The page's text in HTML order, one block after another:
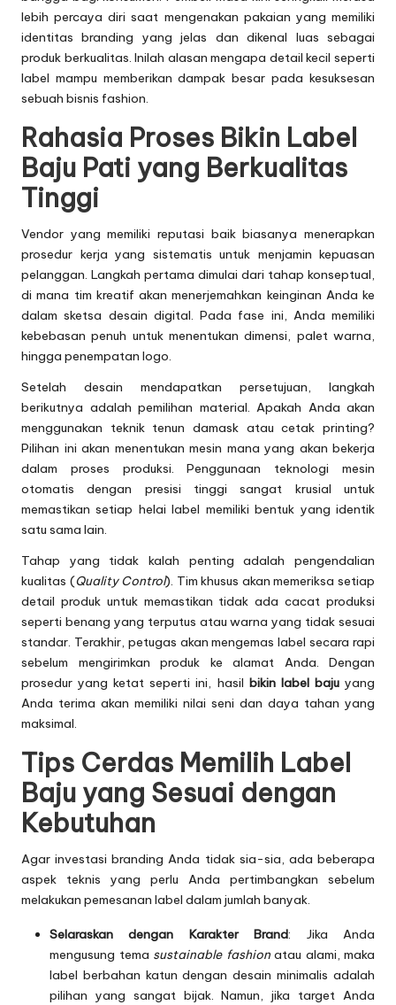
lebih percaya diri saat mengenakan pakaian yang memiliki
identitas branding yang jelas dan dikenal luas sebagai
produk berkualitas. Inilah alasan mengapa detail kecil seperti
label mampu memberikan dampak besar pada kesuksesan
sebuah bisnis fashion.
Rahasia Proses Bikin Label
Baju Pati yang Berkualitas
Tinggi
Vendor yang memiliki reputasi baik biasanya menerapkan
prosedur kerja yang sistematis untuk menjamin kepuasan
pelanggan. Langkah pertama dimulai dari tahap konseptual,
di mana tim kreatif akan menerjemahkan keinginan Anda ke
dalam sketsa desain digital. Pada fase ini, Anda memiliki
kebebasan penuh untuk menentukan dimensi, palet warna,
hingga penempatan logo.
Setelah desain mendapatkan persetujuan, langkah
berikutnya adalah pemilihan material. Apakah Anda akan
menggunakan teknik tenun damask atau cetak printing?
Pilihan ini akan menentukan mesin mana yang akan bekerja
dalam proses produksi. Penggunaan teknologi mesin
otomatis dengan presisi tinggi sangat krusial untuk
memastikan setiap helai label memiliki bentuk yang identik
satu sama lain.
Tahap yang tidak kalah penting adalah pengendalian
kualitas (Quality Control). Tim khusus akan memeriksa setiap
detail produk untuk memastikan tidak ada cacat produksi
seperti benang yang terputus atau warna yang tidak sesuai
standar. Terakhir, petugas akan mengemas label secara rapi
sebelum mengirimkan produk ke alamat Anda. Dengan
prosedur yang ketat seperti ini, hasil bikin label bajuyang
Anda terima akan memiliki nilai seni dan daya tahan yang
maksimal.
Tips Cerdas Memilih Label
Baju yang Sesuai dengan
Kebutuhan
Agar investasi branding Anda tidak sia-sia, ada beberapa
aspek teknis yang perlu Anda pertimbangkan sebelum
melakukan pemesanan label dalam jumlah banyak.
Selaraskan dengan Karakter Brand: Jika Anda
mengusung tema sustainable fashionatau alami, maka
label berbahan katun dengan desain minimalis adalah
pilihan yang sangat bijak. Namun, jika target Anda